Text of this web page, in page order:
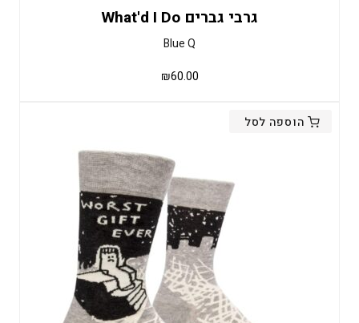
גרבי גברים What'd I Do
Blue Q
₪60.00
הוספה לסל